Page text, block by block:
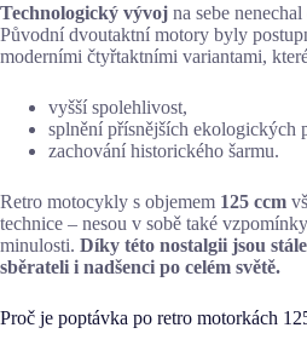
Technologický vývoj na sebe
Původní dvoutaktní motory byly
moderními čtyřtaktními variantami,
vyšší spolehlivost,
splnění přísnějších ekologických
zachování historického šarmu.
Retro motocykly s objemem 125 ccm
technice – nesou v sobě také
minulosti. Díky této nostalgii jsou
sběrateli i nadšenci po celém světě.
Proč je poptávka po retro motorkách